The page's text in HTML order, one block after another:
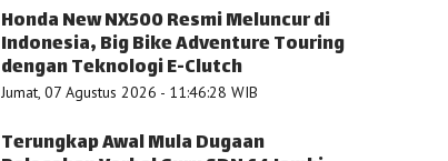
Honda New NX500 Resmi Meluncur di
Indonesia, Big Bike Adventure Touring
dengan Teknologi E-Clutch
Jumat, 07 Agustus 2026 - 11:46:28 WIB
Terungkap Awal Mula Dugaan